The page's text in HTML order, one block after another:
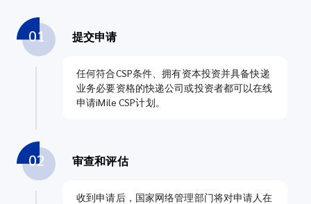
01 提交申请
任何符合CSP条件、拥有资本投资并具备快递
业务必要资格的快递公司或投资者都可以在线
申请iMile CSP计划。
02 审查和评估
收到申请后，国家网络管理部门将对申请人在